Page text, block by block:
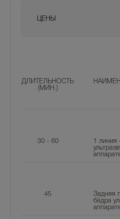
ЦЕНЫ
ДЛИТЕЛЬНОСТЬ
(МИН.)
30 - 60
1
45
Задняя
бёдра